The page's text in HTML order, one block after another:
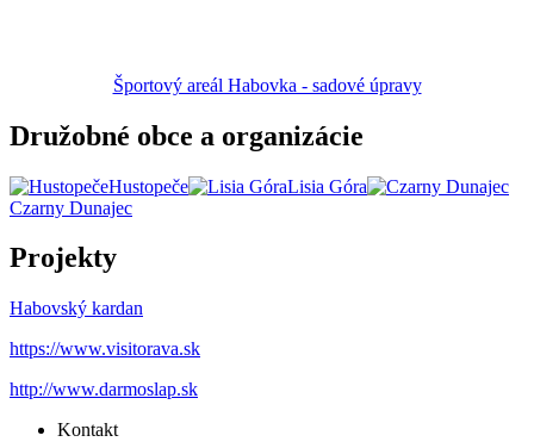
Športový areál Habovka - sadové úpravy
Družobné obce a organizácie
Hustopeče
Lisia Góra
Czarny Dunajec
Projekty
Habovský kardan
https://www.visitorava.sk
http://www.darmoslap.sk
Kontakt